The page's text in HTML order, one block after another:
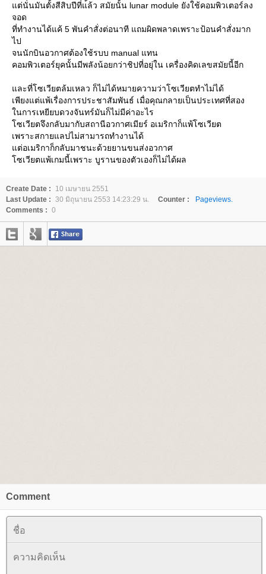
ต่นั่นมันตั้งสีสิบปีที่แ้ล้ว สมัยนั้น lunar module ยังใช้คอมพิวเตอร์ลง
จอด
ที่ทำงานได้แค้ 5 พันคำสั่งต่อนาที แถมผิดพลาดเพราะป้อนคำสั่งมาก
ไป
จนนักบินอวกาศต้องใช้รบบ manual แทน
คอมพิวเตอร์ยุคนั้นมีพลังน้อยกว่าชิปที่อยุ่ใน เครื่องคิดเลขสมัยนี้อีก
ละที่โซเวียตล้มเหลว ก็ไม่ได้หมายความว่าโซเวียตทำไม่ได้
เพียงแต่แพ้เรื่องการประชาสัมพันธ์ เมื่อคุณกลายเป็นประเทศที่สอง
นการเหยียบดวงจันทร์มันก็ไม่มีค่าอะไร
ซเวียตจึงกลับมากับสถานีอวกาศเมียร์ อเมริกาก็แพ้โซเวียต
เพราะสกายแลปไม่สามารถทำงานได้
ต่อเมริกาก็กลับมาชนะด้วยยานขนส่งอวกาศ
ซเวียตแพ้เกมนี้เพราะ บูรานของตัวเองก็ไม่ได้ผล
Create Date :
10 เมษายน 2551
Last Update : 30 มิถุนายน 2553 14:23:29 น. Counter :
Pageviews.
Comments : 0
Comment